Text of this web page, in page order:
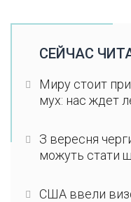
СЕЙЧАС
Миру стоит
мух: нас ждет
З вересня
можуть стати
США ввели